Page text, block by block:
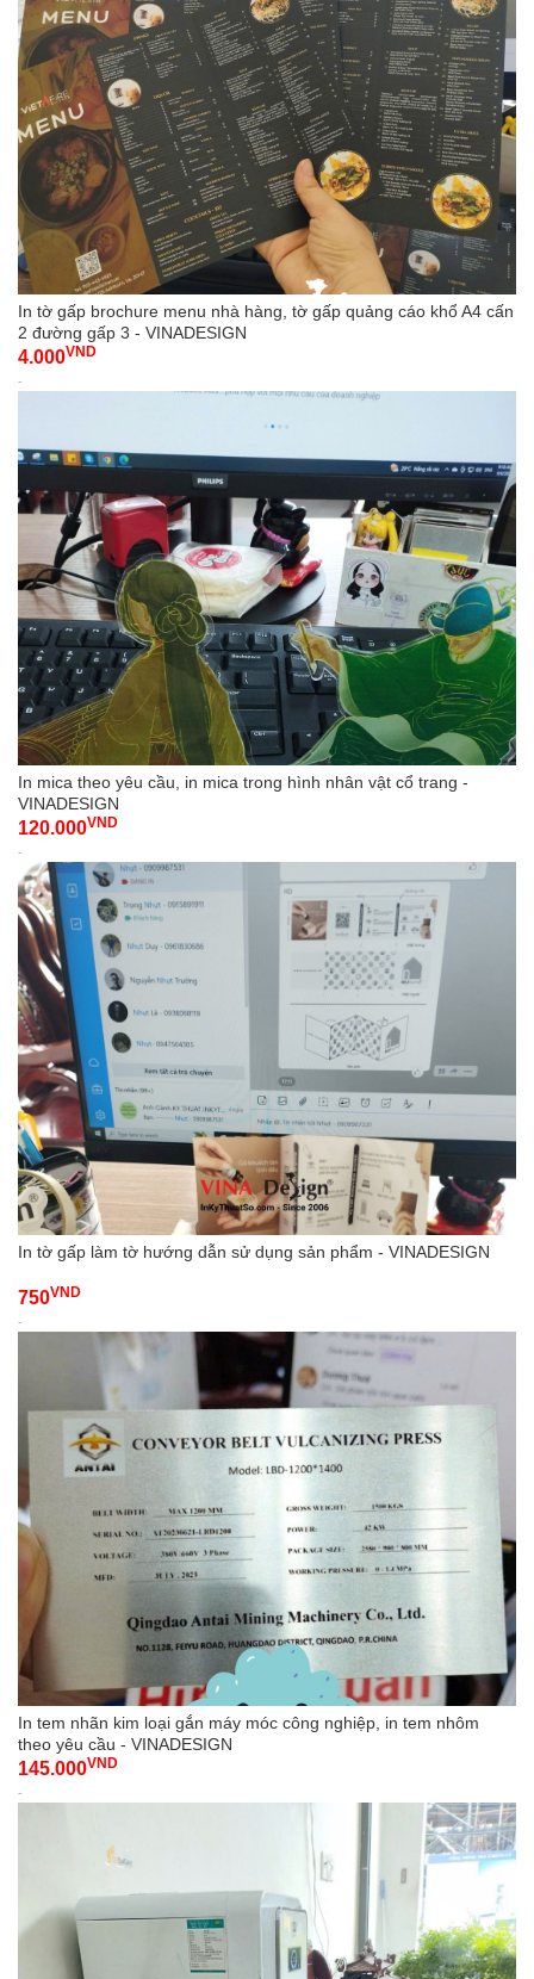
In tờ gấp brochure menu nhà hàng, tờ gấp quảng cáo khổ A4 cấn
2 đường gấp 3 - VINADESIGN
4.000VND
-
In mica theo yêu cầu, in mica trong hình nhân vật cổ trang -
VINADESIGN
120.000VND
-
In tờ gấp làm tờ hướng dẫn sử dụng sản phẩm - VINADESIGN
750VND
-
In tem nhãn kim loại gắn máy móc công nghiệp, in tem nhôm
theo yêu cầu - VINADESIGN
145.000VND
-